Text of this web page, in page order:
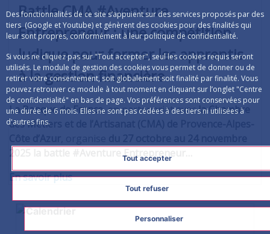
Des fonctionnalités de ce site s’appuient sur des services proposés par des
tiers (Google et Youtube) et génèrent des cookies pour des finalités qui
leur sont propres, conformément à leur politique de confidentialité.
Si vous ne cliquez pas sur "Tout accepter", seul les cookies requis seront
utilisés. Le module de gestion des cookies vous permet de donner ou de
retirer votre consentement, soit globalement soit finalité par finalité. Vous
pouvez retrouver ce module à tout moment en cliquant sur l’onglet "Centre
de confidentialité" en bas de page. Vos préférences sont conservées pour
une durée de 6 mois. Elles ne sont pas cédées à des tiers ni utilisées à
d'autres fins.
Tout accepter
Tout refuser
Personnaliser
Battle CMA #Aventure
Entrepreneur : une compétition
ludique pour former les apprentis
à la gestion financière
La Banque de France, en partenariat avecla Chambre
des Métiers et de l’Artisanat (CMA) de Provence-Alpes-
#Aventure Entrepreneur…
En savoir plus